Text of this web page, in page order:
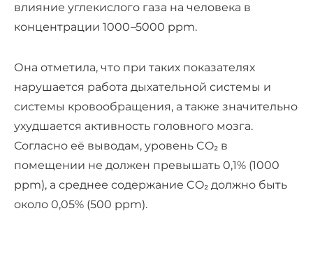
влияние углекислого газа на человека в
концентрации 1000–5000 ppm.
Она отметила, что при таких показателях
нарушается работа дыхательной системы и
системы кровообращения, а также значительно
ухудшается активность головного мозга.
Согласно её выводам, уровень CO₂ в
помещении не должен превышать 0,1% (1000
ррm), а среднее содержание CO₂ должно быть
около 0,05% (500 ррm).